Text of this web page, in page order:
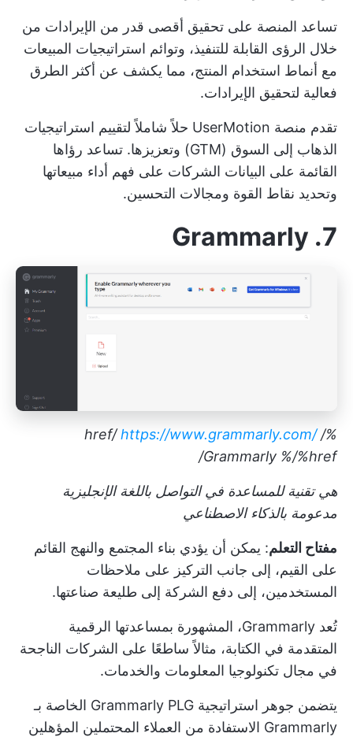
تساعد المنصة على تحقيق أقصى قدر من الإيرادات من
خلال الرؤى القابلة للتنفيذ، وتوائم استراتيجيات المبيعات
مع أنماط استخدام المنتج، مما يكشف عن أكثر الطرق
فعالية لتحقيق الإيرادات.
تقدم منصة UserMotion حلاً شاملاً لتقييم استراتيجيات
الذهاب إلى السوق (GTM) وتعزيزها. تساعد رؤاها
القائمة على البيانات الشركات على فهم أداء مبيعاتها
وتحديد نقاط القوة ومجالات التحسين.
7. Grammarly
%/ href/
https://www.grammarly.com/
Grammarly %/%href/
هي تقنية للمساعدة في التواصل باللغة الإنجليزية
مدعومة بالذكاء الاصطناعي
مفتاح التعلم: يمكن أن يؤدي بناء المجتمع والنهج القائم
على القيم، إلى جانب التركيز على ملاحظات
المستخدمين، إلى دفع الشركة إلى طليعة صناعتها.
تُعد Grammarly، المشهورة بمساعدتها الرقمية
المتقدمة في الكتابة، مثالاً ساطعًا على الشركات الناجحة
في مجال تكنولوجيا المعلومات والخدمات.
يتضمن جوهر استراتيجية Grammarly PLG الخاصة بـ
Grammarly الاستفادة من العملاء المحتملين المؤهلين